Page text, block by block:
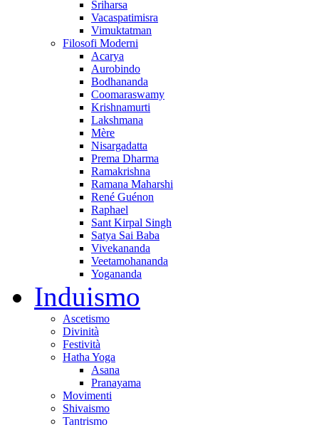
Sriharsa
Vacaspatimisra
Vimuktatman
Filosofi Moderni
Acarya
Aurobindo
Bodhananda
Coomaraswamy
Krishnamurti
Lakshmana
Mère
Nisargadatta
Prema Dharma
Ramakrishna
Ramana Maharshi
René Guénon
Raphael
Sant Kirpal Singh
Satya Sai Baba
Vivekananda
Veetamohananda
Yogananda
Induismo
Ascetismo
Divinità
Festività
Hatha Yoga
Asana
Pranayama
Movimenti
Shivaismo
Tantrismo